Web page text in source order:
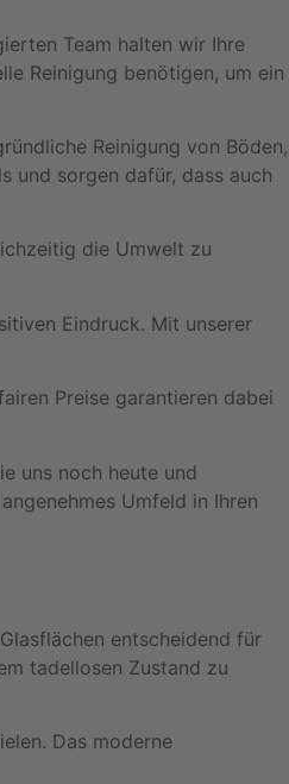
Team halten wir Ihre
Reinigung benötigen, um ein
Reinigung von Böden,
und sorgen dafür, dass auch
die Umwelt zu
Eindruck. Mit unserer
Preise garantieren dabei
uns noch heute und
Umfeld in Ihren
entscheidend für
tadellosen Zustand zu
Das moderne